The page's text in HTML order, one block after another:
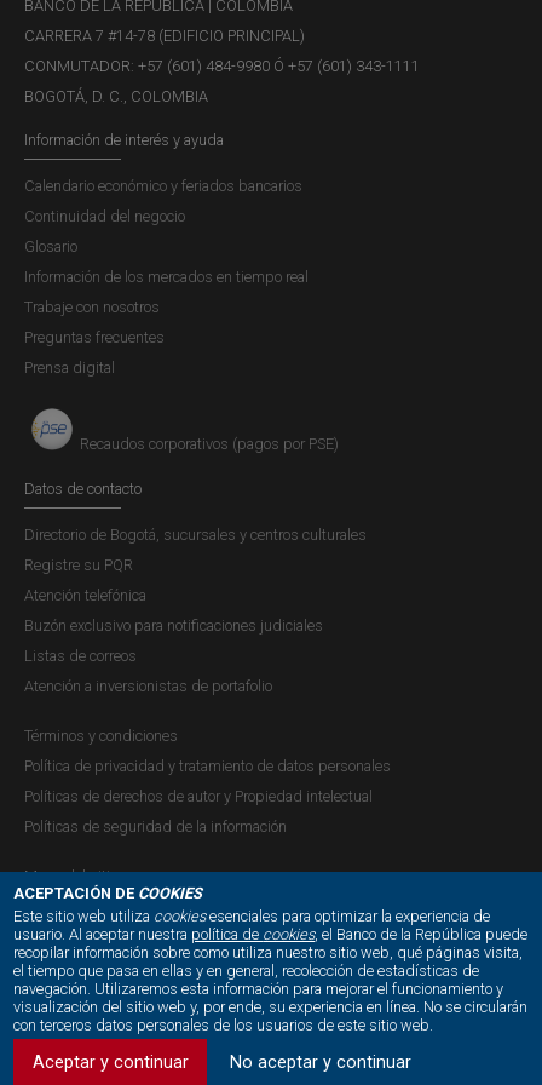
difusión al público y contribuye a cumplir con el servicio
que presta el Banco...
Reporte de Mercados Financieros -
Primer trimestre de 2015
Publicación |
El Banco de la República (BR) genera información para la
toma de decisiones, la rendición de cuentas y la difusión
al público. En particular, el Reporte de Mercados
Financieros está enmarcado dentro del principio de
que presta el Banco...
Reporte de Mercados Financieros -
Cuarto trimestre de 2014
Publicación |JUEVES, 5 DE FEBRERO DE 2015
El Banco de la República (BR) genera información para la
toma de decisiones, la rendición de cuentas y la difusión
al público. En particular, el Reporte de Mercados
difusión al público y contribuye a cumplir con el servicio
que presta el Banco...
Reporte de Mercados Financieros -
Tercer trimestre de 2014
Publicación |JUEVES, 30 DE OCTUBRE DE 2014
El tercer trimestre de 2014 estuvo caracterizado por una
mayor incertidumbre en los mercados financieros
internacionales con respecto al trimestre anterior,
principalmente ante la incertidumbre sobre el inicio de la
ACEPTACIÓN DE COOKIES
Este sitio web utiliza cookiesesenciales para optimizar la experiencia de
usuario. Al aceptar nuestra política de cookies, el Banco de la República puede
recopilar información sobre como utiliza nuestro sitio web, qué páginas visita,
el tiempo que pasa en ellas y en general, recolección de estadísticas de
navegación. Utilizaremos esta información para mejorar el funcionamiento y
visualización del sitio web y, por ende, su experiencia en línea. No se circularán
con terceros datos personales de los usuarios de este sitio web.
Aceptar y continuar No aceptar y continuar
BANCO DE LA REPÚBLICA | COLOMBIA
CARRERA 7 #14-78 (EDIFICIO PRINCIPAL)
CONMUTADOR: +57 (601) 484-9980 Ó +57 (601) 343-1111
BOGOTÁ, D. C., COLOMBIA
Información de interés y ayuda
Calendario económico y feriados bancarios
Continuidad del negocio
Glosario
Información de los mercados en tiempo real
Trabaje con nosotros
Preguntas frecuentes
Prensa digital
Recaudos corporativos (pagos por PSE)
Datos de contacto
Directorio de Bogotá, sucursales y centros culturales
Registre su PQR
Atención telefónica
Buzón exclusivo para notificaciones judiciales
Listas de correos
Atención a inversionistas de portafolio
Términos y condiciones
Política de privacidad y tratamiento de datos personales
Políticas de derechos de autor y Propiedad intelectual
Políticas de seguridad de la información
Mapa del sitio
NUESTRAS REDES SOCIALES: